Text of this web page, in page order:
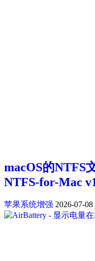
macOS的NTFS
NTFS-for-Mac
苹果系统增强 2026-07-08